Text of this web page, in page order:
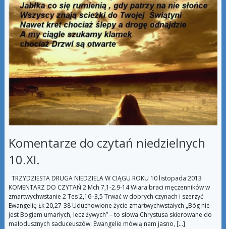
Komentarze do czytań niedzielnych
10.XI.
TRZYDZIESTA DRUGA NIEDZIELA W CIĄGU ROKU 10 listopada 2013
KOMENTARZ DO CZYTAŃ 2 Mch 7,1-2.9-14 Wiara braci męczenników w
zmartwychwstanie 2 Tes 2,16–3,5 Trwać w dobrych czynach i szerzyć
Ewangelię Łk 20,27-38 Uduchowione życie zmartwychwstałych „Bóg nie
jest Bogiem umarłych, lecz żywych” – to słowa Chrystusa skierowane do
małodusznych saduceuszów. Ewangelie mówią nam jasno, […]